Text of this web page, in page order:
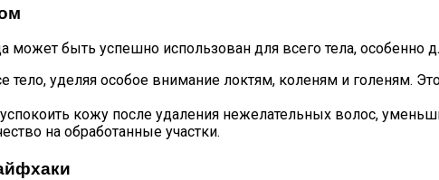
быть успешно использован для всего тела, особенно
уделяя особое внимание локтям, коленям и голеням.
кожу после удаления нежелательных волос,
на обработанные участки.